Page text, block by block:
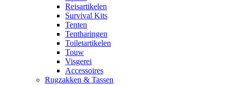
Reisartikelen
Survival Kits
Tenten
Tentharingen
Toiletartikelen
Touw
Visgerei
Accessoires
Rugzakken & Tassen